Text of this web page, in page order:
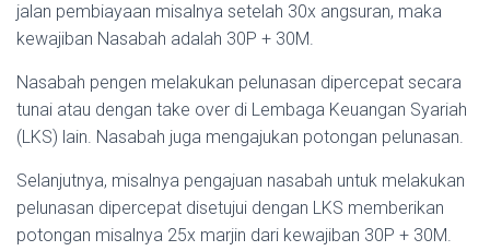
jalan pembiayaan misalnya setelah 30x angsuran, maka
kewajiban Nasabah adalah 30P + 30M.
Nasabah pengen melakukan pelunasan dipercepat secara
tunai atau dengan take over di Lembaga Keuangan Syariah
(LKS) lain. Nasabah juga mengajukan potongan pelunasan.
Selanjutnya, misalnya pengajuan nasabah untuk melakukan
pelunasan dipercepat disetujui dengan LKS memberikan
potongan misalnya 25x marjin dari kewajiban 30P + 30M.